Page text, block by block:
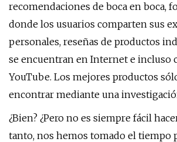
recomendaciones de boca en boca,
donde los usuarios comparten sus
personales, reseñas de productos
se encuentran en Internet e incluso
YouTube. Los mejores productos
encontrar mediante una
¿Bien? ¿Pero no es siempre fácil
tanto, nos hemos tomado el tiempo